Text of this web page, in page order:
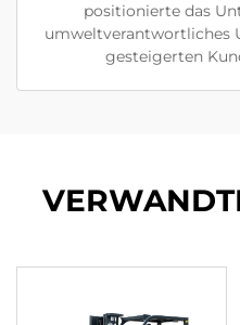
positionierte das
umweltverantwortliches
gesteigerten